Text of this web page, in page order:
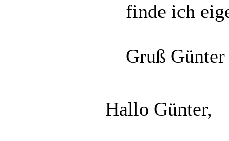
finde ich
Gruß Günter
Hallo Günter,